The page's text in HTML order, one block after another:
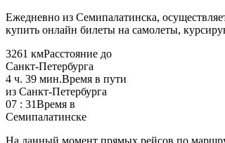
Ежедневно из Семипалатинска,
купить онлайн билеты на самолеты,
3261 кмРасстояние до
Санкт-Петербурга
4 ч. 39 мин.Время в пути
из Санкт-Петербурга
07 : 31Время в
Семипалатинске
На данный момент прямых рейсов по